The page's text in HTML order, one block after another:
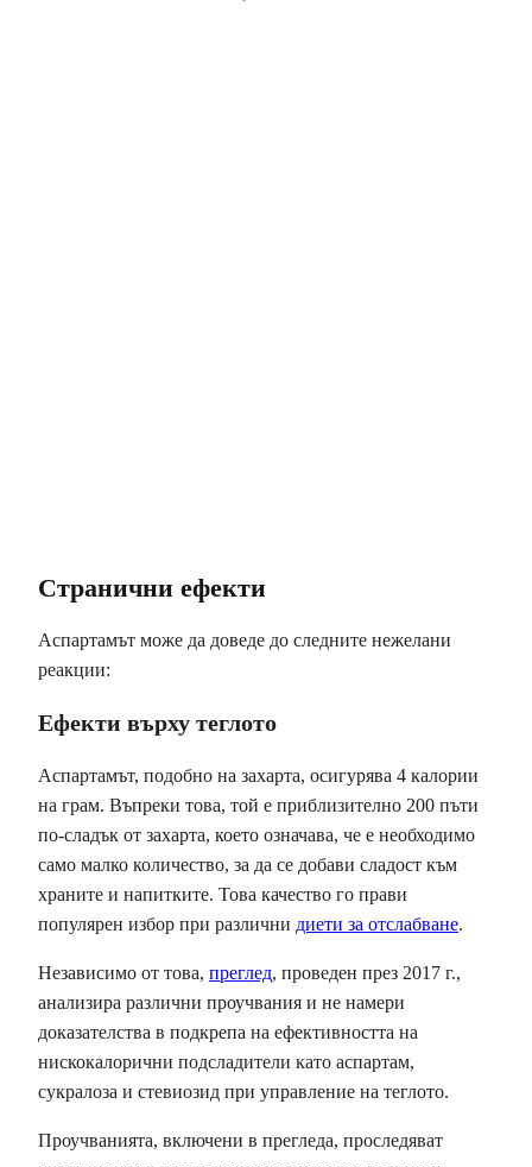
Странични ефекти
Аспартамът може да доведе до следните нежелани
реакции:
Ефекти върху теглото
Аспартамът, подобно на захарта, осигурява 4 калории
на грам. Въпреки това, той е приблизително 200 пъти
по-сладък от захарта, което означава, че е необходимо
само малко количество, за да се добави сладост към
храните и напитките. Това качество го прави
популярен избор при различни диети за отслабване.
Независимо от това, преглед, проведен през 2017 г.,
анализира различни проучвания и не намери
доказателства в подкрепа на ефективността на
нискокалорични подсладители като аспартам,
сукралоза и стевиозид при управление на теглото.
Проучванията, включени в прегледа, проследяват